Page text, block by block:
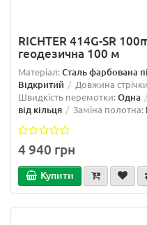
RICHTER 414G-SR
геодезична 100 м
Матеріал:Сталь фарбована
Відкритий Довжина
Швидкість перемотки:Одна
від кільця
Заміна полотна:
4 940 грн
Купити